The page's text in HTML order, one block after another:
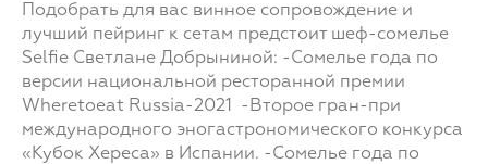
Подобрать для вас винное сопровождение и
лучший пейринг к сетам предстоит шеф-сомелье
Selfie Светлане Добрыниной: -Сомелье года по
версии национальной ресторанной премии
Wheretoeat Russia-2021 -Второе гран-при
международного эногастрономического конкурса
«Кубок Хереса» в Испании. -Сомелье года по